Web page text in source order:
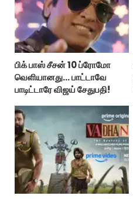
பிக் பாஸ் சீசன் 10 ப்ரோமோ
வெளியானது... பாட்டாவே
பாடிட்டாரே விஜய் சேதுபதி!